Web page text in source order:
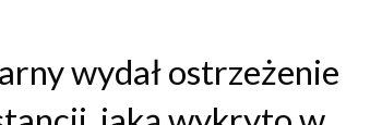
wydał ostrzeżenie